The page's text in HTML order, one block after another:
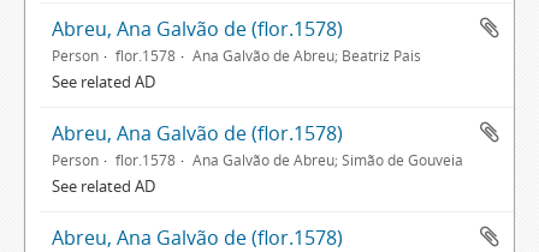
Abreu, Ana Galvão de (flor.1578)
Person flor.1578 Ana Galvão de Abreu; Beatriz Pais
See related AD
Abreu, Ana Galvão de (flor.1578)
Person flor.1578 Ana Galvão de Abreu; Simão de Gouveia
See related AD
Abreu, Ana Galvão de (flor.1578)